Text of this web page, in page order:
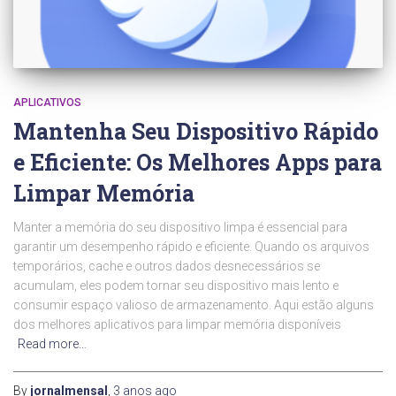
APLICATIVOS
Mantenha Seu Dispositivo Rápido
e Eficiente: Os Melhores Apps para
Limpar Memória
Manter a memória do seu dispositivo limpa é essencial para
garantir um desempenho rápido e eficiente. Quando os arquivos
temporários, cache e outros dados desnecessários se
acumulam, eles podem tornar seu dispositivo mais lento e
consumir espaço valioso de armazenamento. Aqui estão alguns
dos melhores aplicativos para limpar memória disponíveis
Read more…
By jornalmensal 3 anos ago